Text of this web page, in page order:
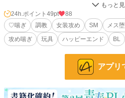
かけてきた。アラタは二十歳になったばか
い潰れてしまった。そしてそのままホテルで
れていて………
受け。バイだが男性経験は無い。ナンパ常
たばかりで飲酒のペースが分かっていない
・ミコト
24h.ポイント 49pt
88
♡喘ぎ
調教 女装攻め SM メス
攻め喘ぎ
玩具 ハッピーエンド BL
アプリ